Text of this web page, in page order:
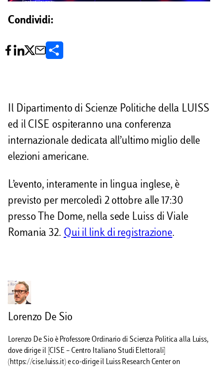
Condividi:
v
i
i
Il Dipartimento di Scienze Politiche della LUISS
ed il CISE ospiteranno una conferenza
internazionale dedicata all’ultimo miglio delle
elezioni americane.
L’evento, interamente in lingua inglese, è
previsto per mercoledì 2 ottobre alle 17:30
presso The Dome, nella sede Luiss di Viale
Romania 32. Qui il link di registrazione.
Lorenzo De Sio
Lorenzo De Sio è Professore Ordinario di Scienza Politica alla Luiss,
dove dirige il [CISE – Centro Italiano Studi Elettorali]
(https://cise.luiss.it) e co-dirige il Luiss Research Center on